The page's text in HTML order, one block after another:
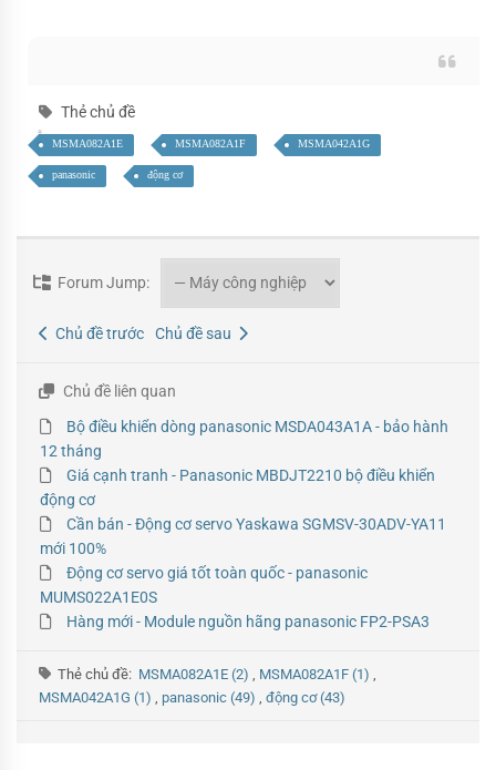
Thẻ chủ đề
MSMA082A1E MSMA082A1F MSMA042A1G
panasonic động cơ
Forum Jump:
Chủ đề trước Chủ đề sau
Chủ đề liên quan
Bộ điều khiển dòng panasonic MSDA043A1A - bảo hành
12 tháng
Giá cạnh tranh - Panasonic MBDJT2210 bộ điều khiển
động cơ
Cần bán - Động cơ servo Yaskawa SGMSV-30ADV-YA11
mới 100%
Động cơ servo giá tốt toàn quốc - panasonic
MUMS022A1E0S
Hàng mới - Module nguồn hãng panasonic FP2-PSA3
Thẻ chủ đề: MSMA082A1E (2) , MSMA082A1F (1) ,
MSMA042A1G (1) , panasonic (49) , động cơ (43)